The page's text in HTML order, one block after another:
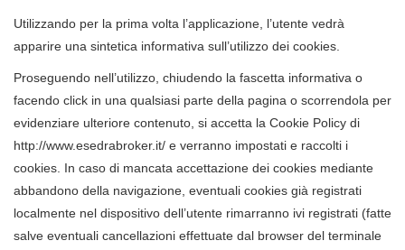
Utilizzando per la prima volta l’applicazione, l’utente vedrà
apparire una sintetica informativa sull’utilizzo dei cookies.
Proseguendo nell’utilizzo, chiudendo la fascetta informativa o
facendo click in una qualsiasi parte della pagina o scorrendola per
evidenziare ulteriore contenuto, si accetta la Cookie Policy di
http://www.esedrabroker.it/ e verranno impostati e raccolti i
cookies. In caso di mancata accettazione dei cookies mediante
abbandono della navigazione, eventuali cookies già registrati
localmente nel dispositivo dell’utente rimarranno ivi registrati (fatte
salve eventuali cancellazioni effettuate dal browser del terminale